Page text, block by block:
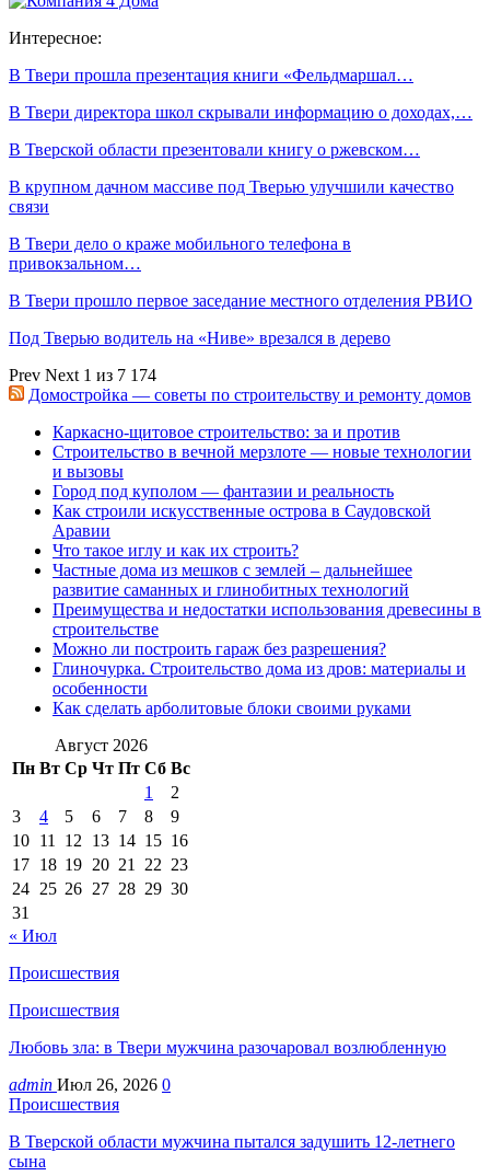
Интересное:
В Твери прошла презентация книги «Фельдмаршал…
В Твери директора школ скрывали информацию о доходах,…
В Тверской области презентовали книгу о ржевском…
В крупном дачном массиве под Тверью улучшили качество
связи
В Твери дело о краже мобильного телефона в
привокзальном…
В Твери прошло первое заседание местного отделения РВИО
Под Тверью водитель на «Ниве» врезался в дерево
Prev Next 1 из 7 174
Домостройка — советы по строительству и ремонту домов
Каркасно-щитовое строительство: за и против
Строительство в вечной мерзлоте — новые технологии
и вызовы
Город под куполом — фантазии и реальность
Как строили искусственные острова в Саудовской
Аравии
Что такое иглу и как их строить?
Частные дома из мешков с землей – дальнейшее
развитие саманных и глинобитных технологий
Преимущества и недостатки использования древесины в
строительстве
Можно ли построить гараж без разрешения?
Глиночурка. Строительство дома из дров: материалы и
особенности
Как сделать арболитовые блоки своими руками
Август 2026
Пн Вт Ср Чт Пт Сб Вс
1
2
3
4 5 6 7 8
9
10 11 12 13 14 15 16
17 18 19 20 21 22 23
24 25 26 27 28 29 30
31
« Июл
Происшествия
Происшествия
Любовь зла: в Твери мужчина разочаровал возлюбленную
admin Июл 26, 2026 0
Происшествия
В Тверской области мужчина пытался задушить 12-летнего
сына